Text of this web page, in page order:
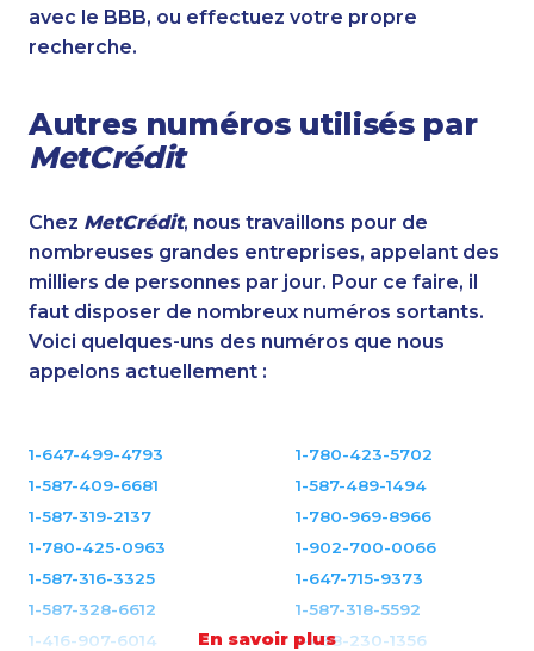
avec le BBB, ou effectuez votre propre
recherche.
Autres numéros utilisés par
MetCrédit
Chez MetCrédit, nous travaillons pour de
nombreuses grandes entreprises, appelant des
milliers de personnes par jour. Pour ce faire, il
faut disposer de nombreux numéros sortants.
Voici quelques-uns des numéros que nous
appelons actuellement :
En savoir plus
1-647-499-4793
1-780-423-5702
1-587-409-6681
1-587-489-1494
1-587-319-2137
1-780-969-8966
1-780-425-0963
1-902-700-0066
1-587-316-3325
1-647-715-9373
1-587-328-6612
1-587-318-5592
1-416-907-6014
1-438-230-1356